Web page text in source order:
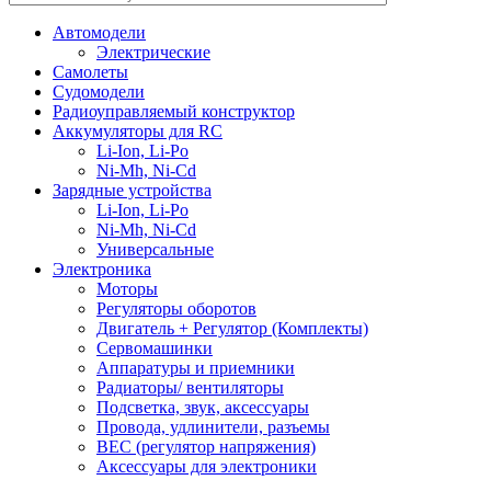
Автомодели
Электрические
Самолеты
Судомодели
Радиоуправляемый конструктор
Аккумуляторы для RC
Li-Ion, Li-Po
Ni-Mh, Ni-Cd
Зарядные устройства
Li-Ion, Li-Po
Ni-Mh, Ni-Cd
Универсальные
Электроника
Моторы
Регуляторы оборотов
Двигатель + Регулятор (Комплекты)
Сервомашинки
Аппаратуры и приемники
Радиаторы/ вентиляторы
Подсветка, звук, аксессуары
Провода, удлинители, разъемы
BEC (регулятор напряжения)
Аксессуары для электроники